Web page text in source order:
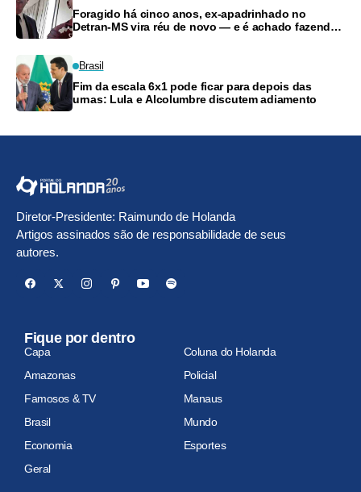
Foragido há cinco anos, ex-apadrinhado no
Detran-MS vira réu de novo — e é achado fazendo
Brasil
Fim da escala 6x1 pode ficar para depois das
urnas: Lula e Alcolumbre discutem adiamento
Diretor-Presidente: Raimundo de Holanda
Artigos assinados são de responsabilidade de seus
autores.
Fique por dentro
Capa
Coluna do Holanda
Amazonas
Policial
Famosos & TV
Manaus
Brasil
Mundo
Economia
Esportes
Geral